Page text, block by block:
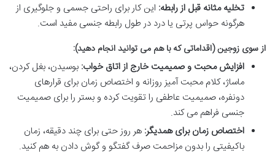
تخلیه مثانه قبل از رابطه: این کار برای راحتی جسمی و جلوگیری از
هرگونه حواس پرتی یا درد در طول رابطه جنسی مفید است.
از سوی زوجین (اقداماتی که با هم می توانید انجام دهید):
افزایش محبت و صمیمیت خارج از اتاق خواب: بوسیدن، بغل کردن،
ماساژ، کلام محبت آمیز روزانه و اختصاص زمان برای قرارهای
دونفره، صمیمیت عاطفی را تقویت کرده و بستر را برای صمیمیت
جنسی فراهم می کند.
اختصاص زمان برای همدیگر: هر روز حتی برای چند دقیقه، زمان
باکیفیتی را بدون مزاحمت صرف گفتگو و گوش دادن به هم کنید.